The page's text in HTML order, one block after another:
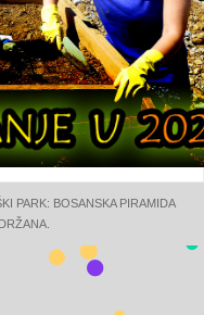
PARK: BOSANSKA PIRAMIDA